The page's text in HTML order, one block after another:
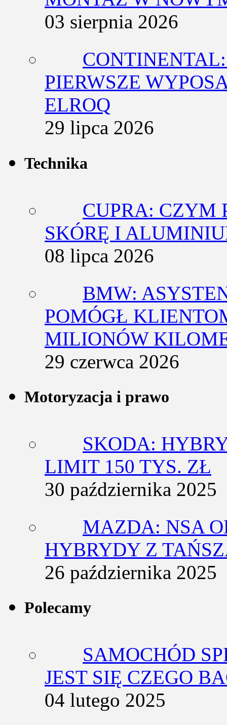
03 sierpnia 2026
PIERWSZE
ELROQ
29 lipca 2026
Technika
CUPRA: CZYM
SKÓRĘ I
08 lipca 2026
BMW:
POMÓGŁ
MILIONÓW
29 czerwca 2026
Motoryzacja i prawo
SKODA:
LIMIT 150 TYS. ZŁ
30 października 2025
MAZDA: NSA
HYBRYDY Z
26 października 2025
Polecamy
SAMOCHÓD
JEST SIĘ CZEGO
04 lutego 2025